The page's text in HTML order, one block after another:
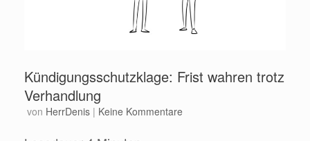
Kündigungsschutzklage: Frist wahren trotz
Verhandlung
von HerrDenis | Keine Kommentare